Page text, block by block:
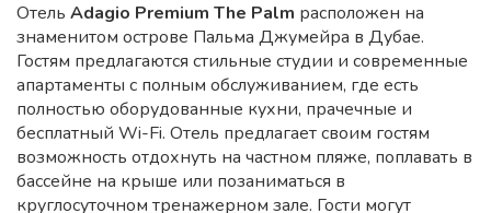
Отель Adagio Premium The Palm расположен на
знаменитом острове Пальма Джумейра в Дубае.
Гостям предлагаются стильные студии и современные
апартаменты с полным обслуживанием, где есть
полностью оборудованные кухни, прачечные и
бесплатный Wi-Fi. Отель предлагает своим гостям
возможность отдохнуть на частном пляже, поплавать в
бассейне на крыше или позаниматься в
круглосуточном тренажерном зале. Гости могут